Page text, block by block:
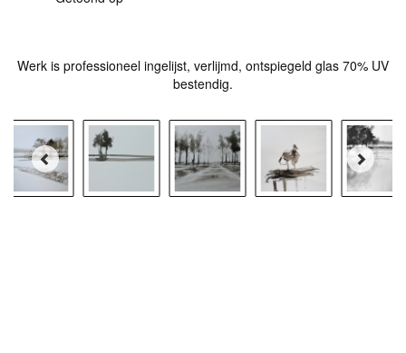
Werk is professioneel ingelijst, verlijmd, ontspiegeld glas 70% UV
bestendig.